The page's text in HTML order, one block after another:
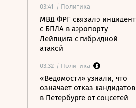
03:41 / Политика
МВД ФРГ связало инцидент
с БПЛА в аэропорту
Лейпцига с гибридной
атакой
03:32 / Политика
«Ведомости» узнали, что
означает отказ кандидатов
в Петербурге от соцсетей